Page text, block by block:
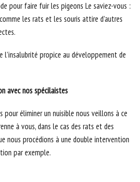
pour faire fuir les pigeons Le saviez-vous :
les rats et les souris attire d’autres
l’insalubrité propice au développement de
avec nos spécilaistes
pour éliminer un nuisible nous veillons à ce
à vous, dans le cas des rats et des
nous procédions à une double intervention
par exemple.